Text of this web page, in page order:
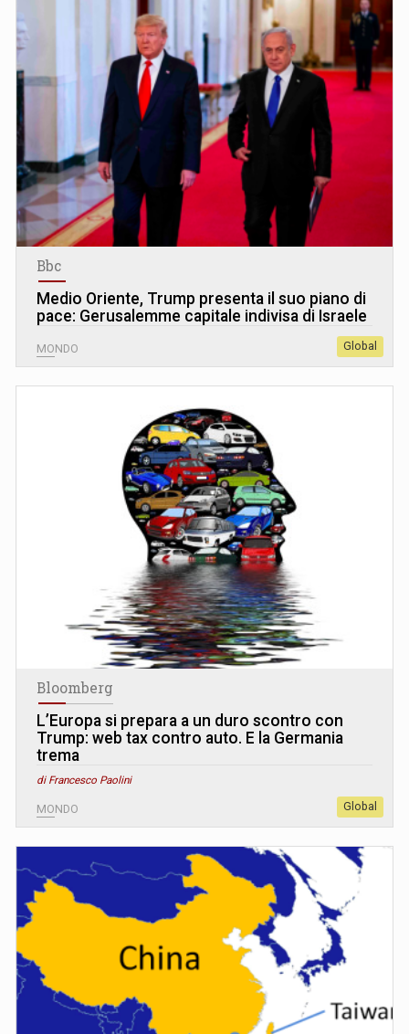
Bbc
Medio Oriente, Trump presenta il suo piano di
pace: Gerusalemme capitale indivisa di Israele
MONDO Global
Bloomberg
L’Europa si prepara a un duro scontro con
Trump: web tax contro auto. E la Germania
trema
di Francesco Paolini
MONDO Global